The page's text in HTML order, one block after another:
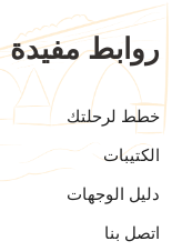
روابط مفيدة
خطط لرحلتك
الكتيبات
دليل الوجهات
اتصل بنا